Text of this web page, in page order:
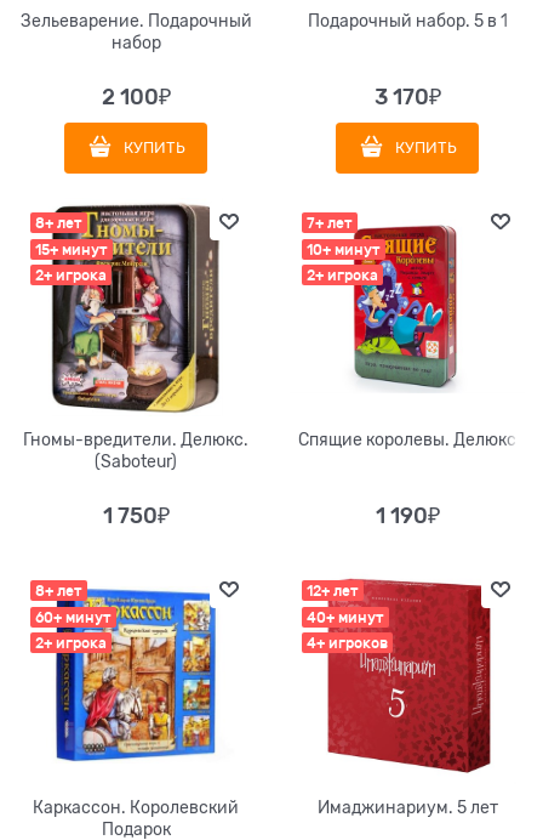
Зельеварение. Подарочный
набор
2 100₽
КУПИТЬ
Подарочный набор. 5 в 1
3 170₽
КУПИТЬ
8+ лет
15+ минут
2+ игрока
Гномы-вредители. Делюкс.
(Saboteur)
1 750₽
7+ лет
10+ минут
2+ игрока
Спящие королевы. Делюкс
1 190₽
8+ лет
60+ минут
2+ игрока
Каркассон. Королевский
Подарок
12+ лет
40+ минут
4+ игроков
Имаджинариум. 5 лет